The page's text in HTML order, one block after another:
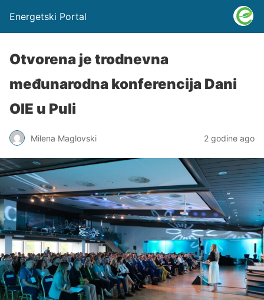
Energetski Portal
Otvorena je trodnevna
međunarodna konferencija Dani
OIE u Puli
Milena Maglovski 2 godine ago